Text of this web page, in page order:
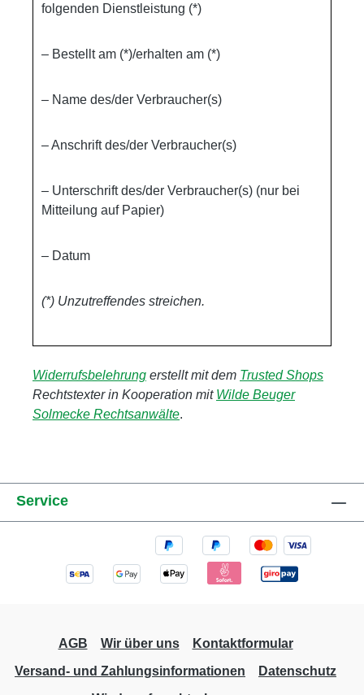
folgenden Dienstleistung (*)
– Bestellt am (*)/erhalten am (*)
– Name des/der Verbraucher(s)
– Anschrift des/der Verbraucher(s)
– Unterschrift des/der Verbraucher(s) (nur bei
Mitteilung auf Papier)
– Datum
(*) Unzutreffendes streichen.
Widerrufsbelehrung erstellt mit dem Trusted Shops
Rechtstexter in Kooperation mit Wilde Beuger
Solmecke Rechtsanwälte.
Service
AGB Wir über uns
Kontaktformular
Versand- und Zahlungsinformationen
Datenschutz